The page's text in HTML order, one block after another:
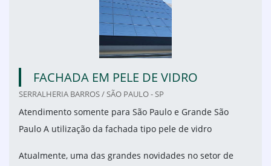
FACHADA EM PELE DE VIDRO
SERRALHERIA BARROS / SÃO PAULO - SP
Atendimento somente para São Paulo e Grande São
Paulo A utilização da fachada tipo pele de vidro
Atualmente, uma das grandes novidades no setor de